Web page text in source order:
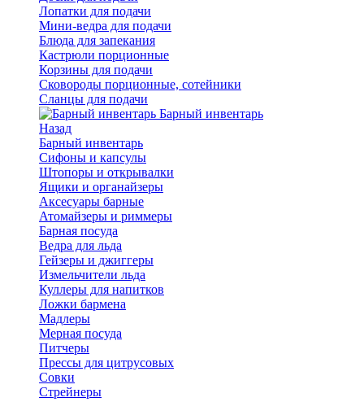
Лопатки для подачи
Мини-ведра для подачи
Блюда для запекания
Кастрюли порционные
Корзины для подачи
Сковороды порционные, сотейники
Сланцы для подачи
Барный инвентарь
Назад
Барный инвентарь
Сифоны и капсулы
Штопоры и открывалки
Ящики и органайзеры
Аксесуары барные
Атомайзеры и риммеры
Барная посуда
Ведра для льда
Гейзеры и джиггеры
Измельчители льда
Куллеры для напитков
Ложки бармена
Мадлеры
Мерная посуда
Питчеры
Прессы для цитрусовых
Совки
Стрейнеры